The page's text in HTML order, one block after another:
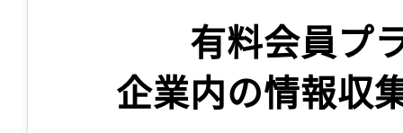
有料会員プ
企業内の情報収